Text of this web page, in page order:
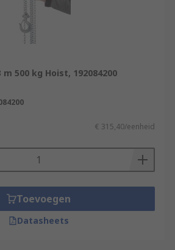
m 500 kg Hoist, 192084200
€ 315,40/eenheid
Toevoegen
Datasheets